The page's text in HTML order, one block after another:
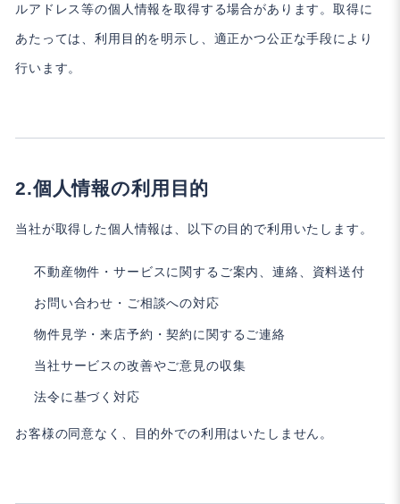
ルアドレス等の個人情報を取得する場合があります。取得に
あたっては、利用目的を明示し、適正かつ公正な手段により
行います。
個人情報の利用目的
当社が取得した個人情報は、以下の目的で利用いたします。
不動産物件・サービスに関するご案内、連絡、資料送付
お問い合わせ・ご相談への対応
物件見学・来店予約・契約に関するご連絡
当社サービスの改善やご意見の収集
法令に基づく対応
お客様の同意なく、目的外での利用はいたしません。